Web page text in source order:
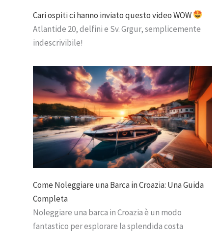
Cari ospiti ci hanno inviato questo video WOW
Atlantide 20, delfini e Sv. Grgur, semplicemente
indescrivibile!
Come Noleggiare una Barca in Croazia: Una Guida
Completa
Noleggiare una barca in Croazia è un modo
fantastico per esplorare la splendida costa